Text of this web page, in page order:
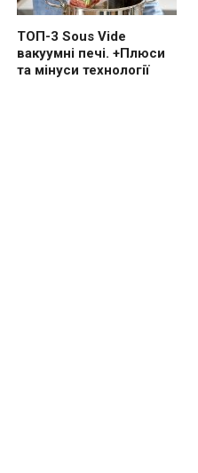
ТОП-3 Sous Vide
вакуумні печі. +Плюси
та мінуси технології